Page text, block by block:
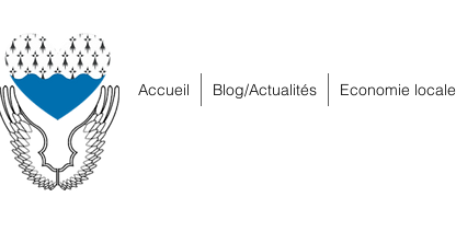
Accueil Blog/Actualités Economie locale